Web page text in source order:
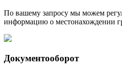
По вашему запросу мы можем
информацию о местонахождении
Документооборот